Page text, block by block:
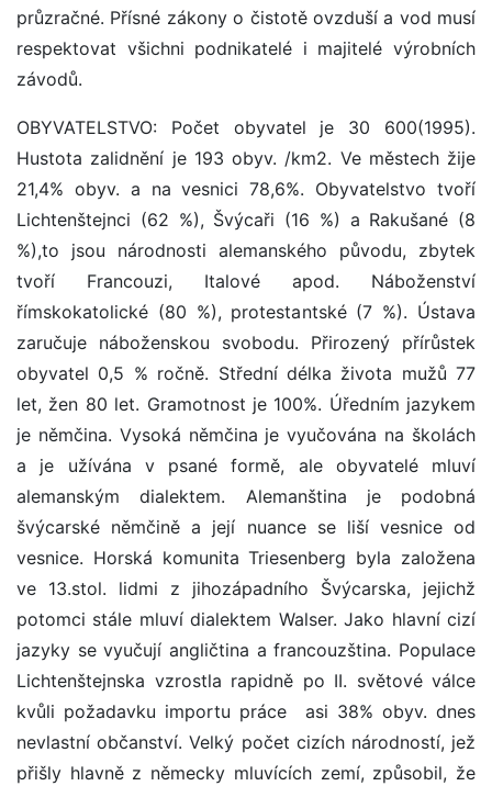
průzračné. Přísné zákony o čistotě ovzduší a vod musí
respektovat všichni podnikatelé i majitelé výrobních
závodů.
OBYVATELSTVO: Počet obyvatel je 30 600(1995).
Hustota zalidnění je 193 obyv. /km2. Ve městech žije
21,4% obyv. a na vesnici 78,6%. Obyvatelstvo tvoří
Lichtenštejnci (62 %), Švýcaři (16 %) a Rakušané (8
%),to jsou národnosti alemanského původu, zbytek
tvoří Francouzi, Italové apod. Náboženství
římskokatolické (80 %), protestantské (7 %). Ústava
zaručuje náboženskou svobodu. Přirozený přírůstek
obyvatel 0,5 % ročně. Střední délka života mužů 77
let, žen 80 let. Gramotnost je 100%. Úředním jazykem
je němčina. Vysoká němčina je vyučována na školách
a je užívána v psané formě, ale obyvatelé mluví
alemanským dialektem. Alemanština je podobná
švýcarské němčině a její nuance se liší vesnice od
vesnice. Horská komunita Triesenberg byla založena
ve 13.stol. lidmi z jihozápadního Švýcarska, jejichž
potomci stále mluví dialektem Walser. Jako hlavní cizí
jazyky se vyučují angličtina a francouzština. Populace
Lichtenštejnska vzrostla rapidně po II. světové válce
kvůli požadavku importu práce ­ asi 38% obyv. dnes
nevlastní občanství. Velký počet cizích národností, jež
přišly hlavně z německy mluvících zemí, způsobil, že